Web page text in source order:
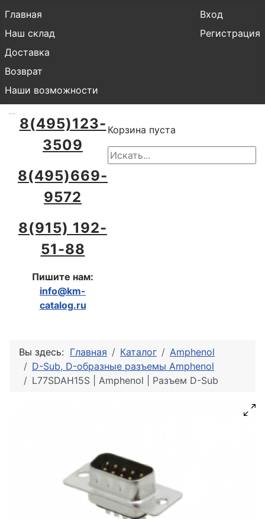
Главная
Наш склад
Доставка
Возврат
Наши возможности
Вход
Регистрация
8(495)123-
3509
8(495)669-
9572
8(915) 192-
51-88
Пишите нам:
info@km-
catalog.ru
Корзина пуста
Вы здесь: Главная Каталог
Amphenol
D-Sub, D-образные разъемы Amphenol
L77SDAH15S | Amphenol | Разъем D-Sub